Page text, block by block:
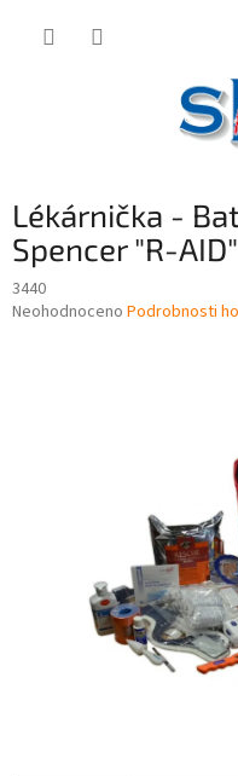
Lékárnička -
Spencer "R-
3440
Průměrné
Neohodnoceno Podrobnosti